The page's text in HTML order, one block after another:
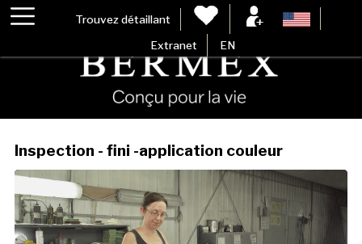
Trouvez détaillant
Extranet EN
Inspection - fini -application couleur